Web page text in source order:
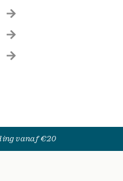
vanaf €20